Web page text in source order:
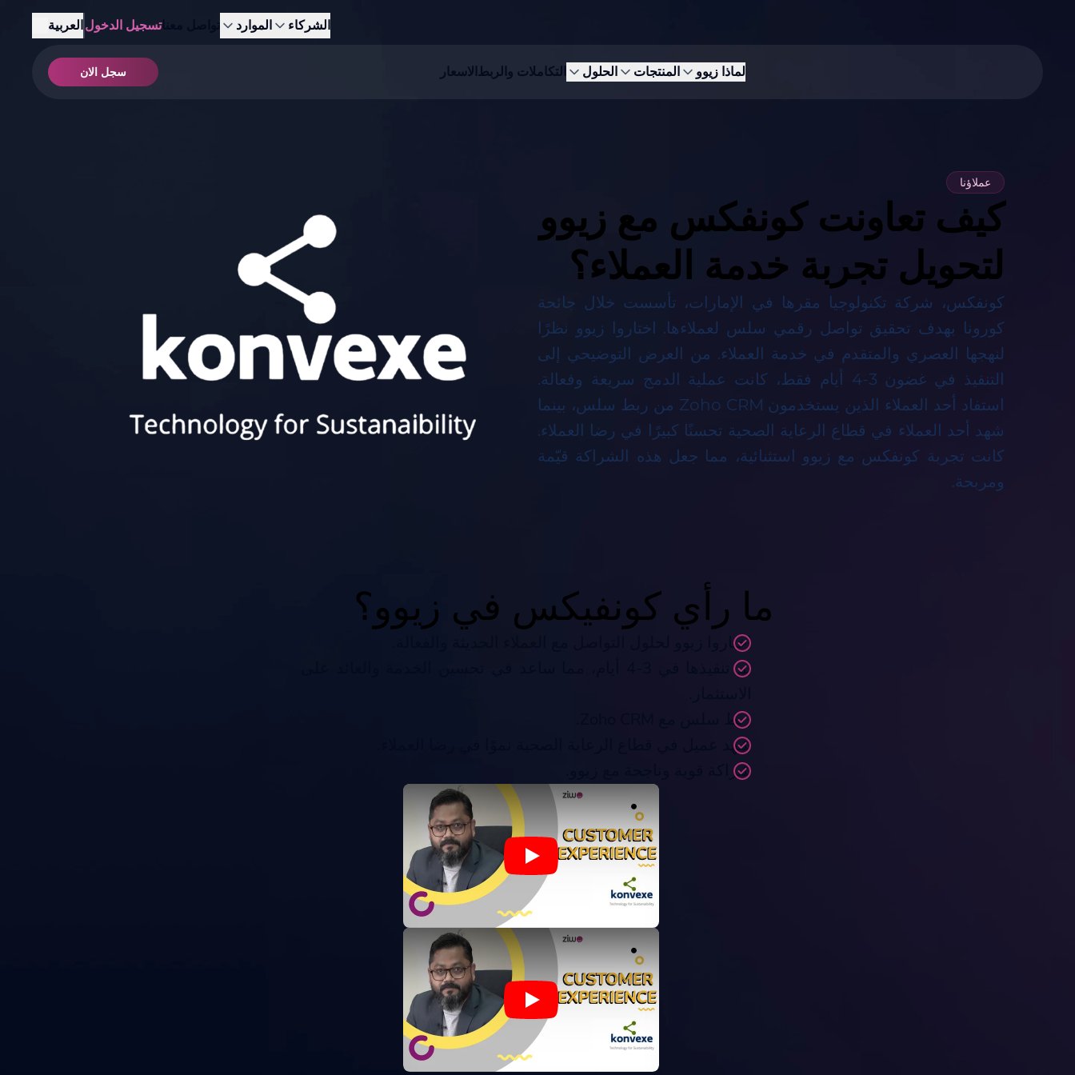
الشركاء الموارد تواصل معناتسجيل الدخولالعربية
لماذا زيوو المنتجات الحلول التكاملات والربط الاسعار سجل الان
عملاؤنا
كيف تعاونت كونفكس مع زيوو
لتحويل تجربة خدمة العملاء؟
كونفكس، شركة تكنولوجيا مقرها في الإمارات، تأسست خلال جائحة
كورونا بهدف تحقيق تواصل رقمي سلس لعملاءها. اختاروا زيوو نظرًا
لنهجها العصري والمتقدم في خدمة العملاء. من العرض التوضيحي إلى
التنفيذ في غضون 3-4 أيام فقط، كانت عملية الدمج سريعة وفعالة.
استفاد أحد العملاء الذين يستخدمون Zoho CRM من ربط سلس، بينما
شهد أحد العملاء في قطاع الرعاية الصحية تحسنًا كبيرًا في رضا العملاء.
كانت تجربة كونفكس مع زيوو استثنائية، مما جعل هذه الشراكة قيّمة
ومربحة.
ما رأي كونفيكس في زيوو؟
اختاروا زيوو لحلول التواصل مع العملاء الحديثة والفعالة.
ربط سلس مع Zoho CRM.
شهد عميل في قطاع الرعاية الصحية نموًا في رضا العملاء.
شراكة قوية وناجحة مع زيوو.